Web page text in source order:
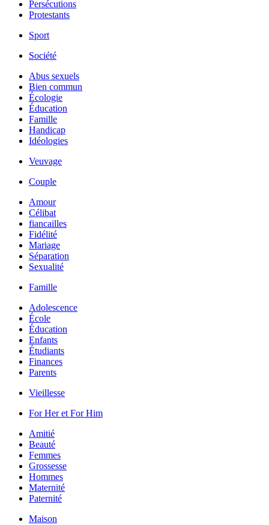
Persécutions
Protestants
Sport
Société
Abus sexuels
Bien commun
Écologie
Éducation
Famille
Handicap
Idéologies
Veuvage
Couple
Amour
Célibat
fiancailles
Fidélité
Mariage
Séparation
Sexualité
Famille
Adolescence
École
Éducation
Enfants
Étudiants
Finances
Parents
Vieillesse
For Her et For Him
Amitié
Beauté
Femmes
Grossesse
Hommes
Maternité
Paternité
Maison